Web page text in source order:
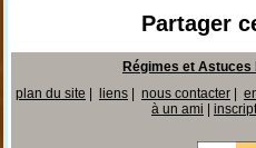
Partager
Régimes et
plan du site
liens| nous contacter|
à un ami